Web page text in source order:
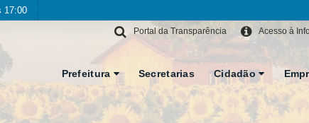
17:00
Acesso à
Portal da Transparência
Prefeitura Secretarias Cidadão